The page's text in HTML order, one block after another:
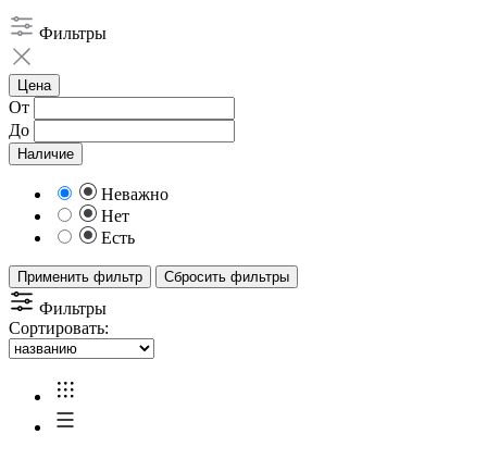
Фильтры
Цена
От
До
Наличие
Неважно
Нет
Есть
Применить фильтр Сбросить фильтры
Фильтры
Сортировать: